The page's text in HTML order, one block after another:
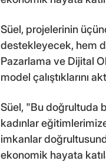
Süel, projelerinin
destekleyecek, hem
Pazarlama ve Dijital
model çalıştıklarını
Süel, "Bu doğrultuda
kadınlar
imkanlar
ekonomik hayata